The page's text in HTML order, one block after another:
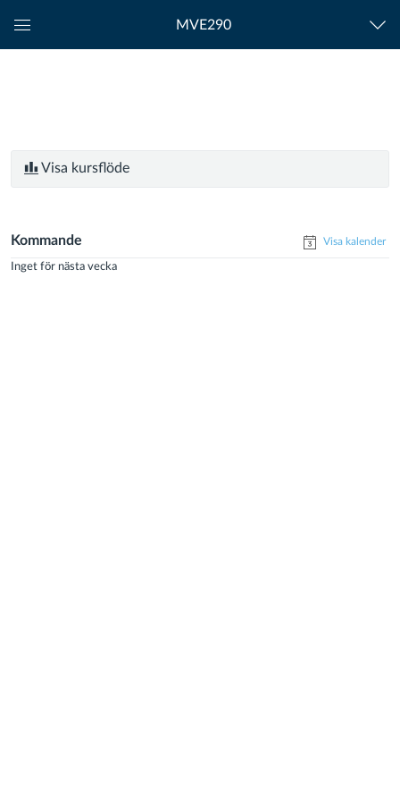
MVE290
Visa kursflöde
Kommande Visa kalender
Inget för nästa vecka